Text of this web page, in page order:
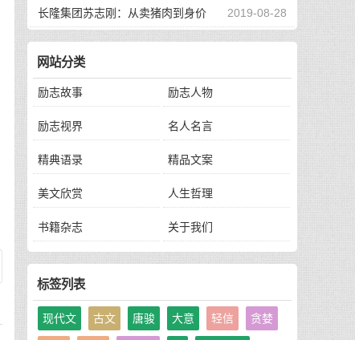
2019-08-28
长隆集团苏志刚：从卖猪肉到身价
130亿，他的秘诀是？
网站分类
励志故事 励志人物
励志视界 名人名言
精典语录 精品文案
美文欣赏 人生哲理
书籍杂志 关于我们
标签列表
现代文 古文 唐骏 大意 轻信 贪婪